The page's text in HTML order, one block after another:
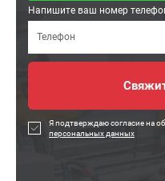
Напишите ваш номер
Я подтверждаю согласие на
персональных данных